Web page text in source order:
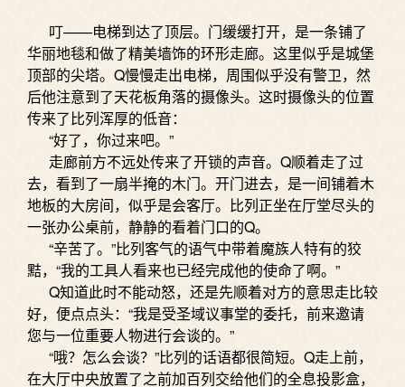
叮——电梯到达了顶层。门缓缓打开，是一条铺了
华丽地毯和做了精美墙饰的环形走廊。这里似乎是城堡
顶部的尖塔。Q慢慢走出电梯，周围似乎没有警卫，然
后他注意到了天花板角落的摄像头。这时摄像头的位置
传来了比列浑厚的低音：
“好了，你过来吧。”
走廊前方不远处传来了开锁的声音。Q顺着走了过
去，看到了一扇半掩的木门。开门进去，是一间铺着木
地板的大房间，似乎是会客厅。比列正坐在厅堂尽头的
一张办公桌前，静静的看着门口的Q。
“辛苦了。”比列客气的语气中带着魔族人特有的狡
黠，“我的工具人看来也已经完成他的使命了啊。”
Q知道此时不能动怒，还是先顺着对方的意思走比较
好，便点点头：“我是受圣域议事堂的委托，前来邀请
您与一位重要人物进行会谈的。”
“哦？怎么会谈？”比列的话语都很简短。Q走上前，
在大厅中央放置了之前加百列交给他们的全息投影盒，